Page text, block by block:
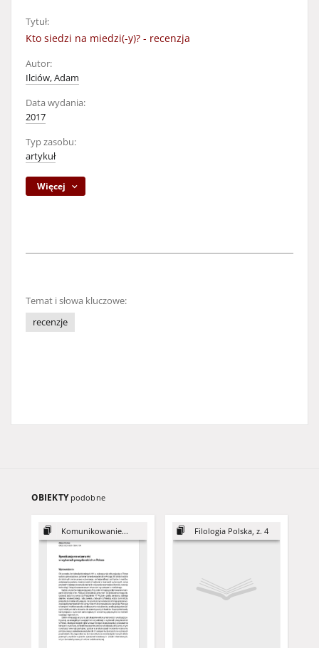
Tytuł:
Kto siedzi na miedzi(-y)? - recenzja
Autor:
Ilciów, Adam
Data wydania:
2017
Typ zasobu:
artykuł
Więcej
Temat i słowa kluczowe:
recenzje
OBIEKTY podobne
Komunikowanie... Filologia Polska, z. 4